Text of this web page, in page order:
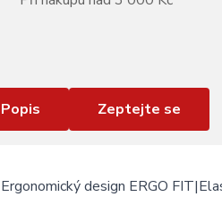
Popis Zeptejte se
Ergonomický design ERGO